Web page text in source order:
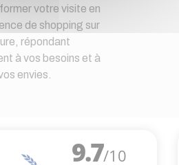
votre visite en
de shopping sur
répondant
à vos besoins et à
envies.